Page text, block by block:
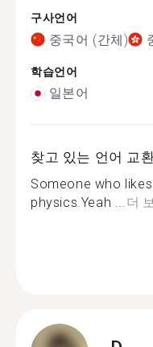
구사언어
중국어 (간체)
학습언어
일본어
찾고 있는 언어 교
Someone who
physics.Yeah ...더